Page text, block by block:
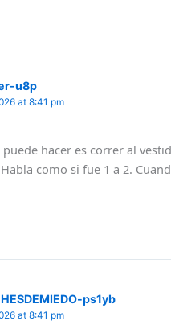
u8p
at 8:41 pm
hacer es correr al
como si fue 1 a 2.
ps1yb
at 8:41 pm